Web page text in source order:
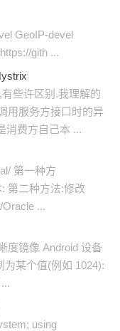
GeoIP-devel
gith ...
些许区别.我理解的
用服务方接口时的异
消费方自己本 ...
第一种方
第二种方法:修改
...
度镜像 Android 设备
为某个值(例如 1024):
using